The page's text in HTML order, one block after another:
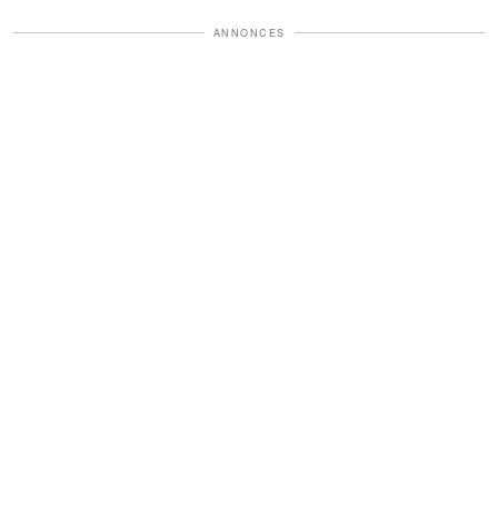
ANNONCES